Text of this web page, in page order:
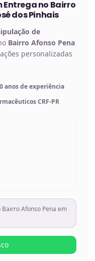
Entrega no Bairro
dos Pinhais
de
Bairro Afonso Pena
personalizadas
anos de experiência
CRF-PR
Bairro Afonso Pena em